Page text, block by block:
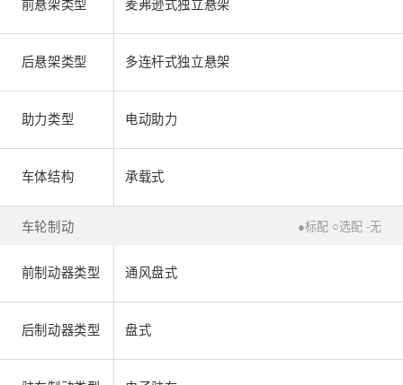
前悬架类型 麦弗逊式独立悬架
后悬架类型 多连杆式独立悬架
助力类型 电动助力
车体结构 承载式
车轮制动 ●标配 ○选配 -无
前制动器类型 通风盘式
后制动器类型 盘式